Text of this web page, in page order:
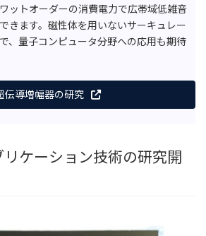
ットオーダーの消費電力で広帯域低雑音
きます。磁性体を用いないサーキュレー
、量子コンピュータ分野への応用も期待
伝導増幅器の研究
ケーション技術の研究開